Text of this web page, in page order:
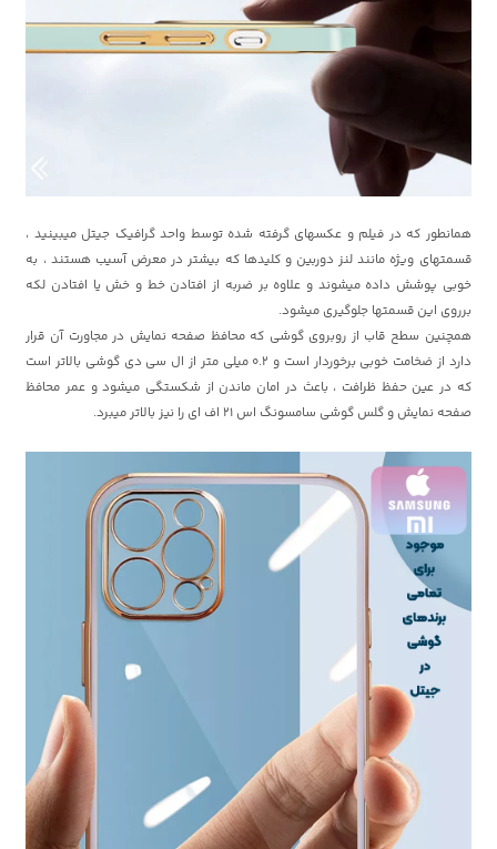
همانطور که در فیلم و عکسهای گرفته شده توسط واحد گرافیک جیتل میبینید ،
قسمتهای ویژه مانند لنز دوربین و کلیدها که بیشتر در معرض آسیب هستند ، به
خوبی پوشش داده میشوند و علاوه بر ضربه از افتادن خط و خش یا افتادن لکه
برروی این قسمتها جلوگیری میشود.
همچنین سطح قاب از روبروی گوشی که محافظ صفحه نمایش در مجاورت آن قرار
دارد از ضخامت خوبی برخوردار است و 0.2 میلی متر از ال سی دی گوشی بالاتر است
که در عین حفظ ظرافت ، باعث در امان ماندن از شکستگی میشود و عمر محافظ
صفحه نمایش و گلس گوشی سامسونگ اس 21 اف ای را نیز بالاتر میبرد.